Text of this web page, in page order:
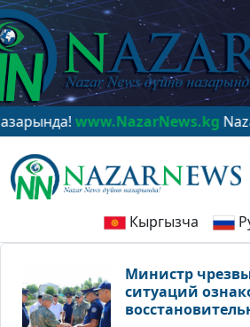
www.NazarNews.kg
Кыргызча
Министр
ситуаций